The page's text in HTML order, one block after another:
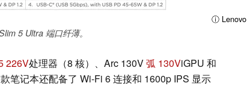
ⓘ Lenovo
5 Ultra 端口纤薄。
226V处理器（8 核）、Arc 130V弧 130ViGPU 和
笔记本还配备了 Wi-Fi 6 连接和 1600p IPS 显示